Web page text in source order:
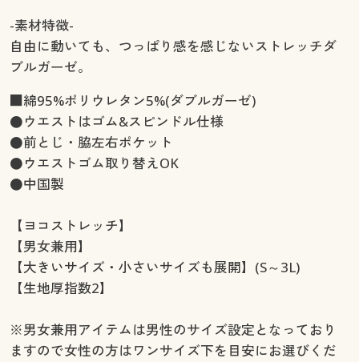
-素材特徴-
自由に動いても、つっぱり感を感じないストレッチダ
ブルガーゼ。
■綿95%ポリウレタン5%(ダブルガーゼ)
●ウエストはゴム&スピンドル仕様
●前とじ・脇左右ポケット
●ウエストゴム取り替えOK
●中国製
【ヨコストレッチ】
【男女兼用】
【大きいサイズ・小さいサイズも展開】(S～3L)
【生地厚指数2】
※男女兼用アイテムは男性のサイズ設定となっており
ますので女性の方はワンサイズ下を目安にお選びくだ